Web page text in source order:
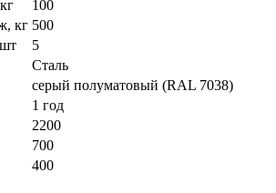
100
кг 500
5
Сталь
серый полуматовый (RAL 7038)
1 год
2200
700
400